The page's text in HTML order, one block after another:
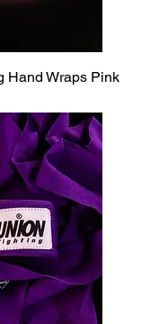
Hand Wraps Pink